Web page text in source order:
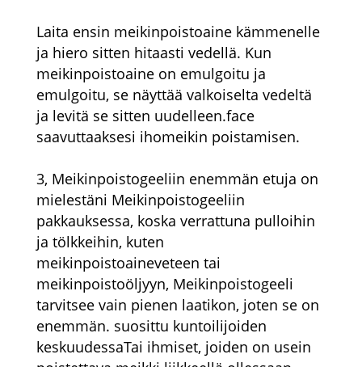
Laita ensin meikinpoistoaine kämmenelle
ja hiero sitten hitaasti vedellä. Kun
meikinpoistoaine on emulgoitu ja
emulgoitu, se näyttää valkoiselta vedeltä
ja levitä se sitten uudelleen.face
saavuttaaksesi ihomeikin poistamisen.
3, Meikinpoistogeeliin enemmän etuja on
mielestäni Meikinpoistogeeliin
pakkauksessa, koska verrattuna pulloihin
ja tölkkeihin, kuten
meikinpoistoaineveteen tai
meikinpoistoöljyyn, Meikinpoistogeeli
tarvitsee vain pienen laatikon, joten se on
enemmän. suosittu kuntoilijoiden
keskuudessaTai ihmiset, joiden on usein